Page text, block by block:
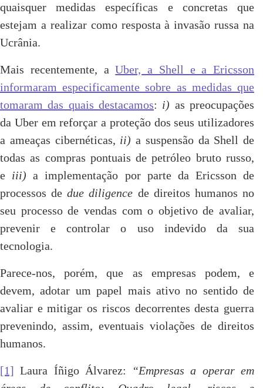
quaisquer medidas específicas e concretas que
estejam a realizar como resposta à invasão russa na
Ucrânia.
Mais recentemente, aUber, a Shell e a Ericsson
informaram especificamente sobre as medidas que
tomaram das quais destacamos: i) as preocupações
da Uber em reforçar a proteção dos seus utilizadores
a ameaças cibernéticas, ii) a suspensão da Shell de
todas as compras pontuais de petróleo bruto russo,
e iii)a implementação por parte da Ericsson de
processos dedue diligence de direitos humanos no
seu processo de vendas com o objetivo de avaliar,
prevenir e controlar o uso indevido da sua
tecnologia.
Parece-nos, porém, que as empresas podem, e
devem, adotar um papel mais ativo no sentido de
avaliar e mitigar os riscos decorrentes desta guerra
prevenindo, assim, eventuais violações de direitos
humanos.
[1] Laura Íñigo Álvarez:
“Empresas a operar em